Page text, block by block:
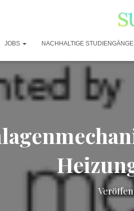
JOBS NACHHALTIGE STUDIENGÄNGE